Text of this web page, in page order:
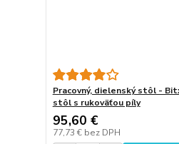
Pracovný, dielenský stôl -
stôl s rukoväťou píly
95,60 €
77,73 € bez DPH